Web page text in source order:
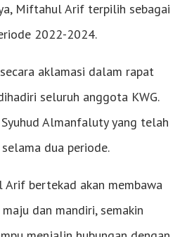
Miftahul Arif terpilih sebagai
2022-2024.
aklamasi dalam rapat
seluruh anggota KWG.
Almanfaluty yang telah
dua periode.
bertekad akan membawa
dan mandiri, semakin